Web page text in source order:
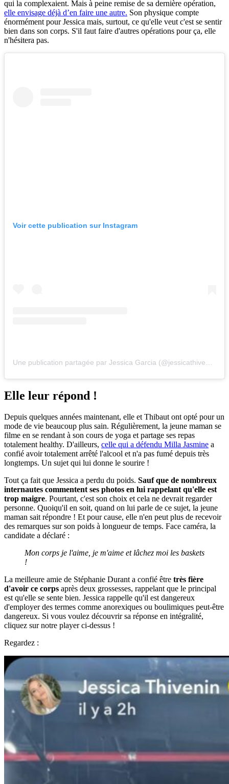
qui la complexaient. Mais à peine remise de sa dernière opération,
elle envisage déjà d’en faire une autre. Son physique compte
énormément pour Jessica mais, surtout, ce qu'elle veut c'est se sentir
bien dans son corps. S'il faut faire d'autres opérations pour ça, elle
n'hésitera pas.
Voir cette publication sur Instagram
Elle leur répond !
Depuis quelques années maintenant, elle et Thibaut ont opté pour un
mode de vie beaucoup plus sain. Régulièrement, la jeune maman se
filme en se rendant à son cours de yoga et partage ses repas
totalement healthy. D'ailleurs, celle qui a défendu Milla Jasmine a
confié avoir totalement arrêté l'alcool et n'a pas fumé depuis très
longtemps. Un sujet qui lui donne le sourire !
Tout ça fait que Jessica a perdu du poids. Sauf que de nombreux
internautes commentent ses photos en lui rappelant qu'elle est
trop maigre. Pourtant, c'est son choix et cela ne devrait regarder
personne. Quoiqu'il en soit, quand on lui parle de ce sujet, la jeune
maman sait répondre ! Et pour cause, elle n'en peut plus de recevoir
des remarques sur son poids à longueur de temps. Face caméra, la
candidate a déclaré :
Mon corps je l'aime, je m'aime et lâchez moi les baskets
!
La meilleure amie de Stéphanie Durant a confié être très fière
d'avoir ce corps après deux grossesses, rappelant que le principal
est qu'elle se sente bien. Jessica rappelle qu'il est dangereux
d'employer des termes comme anorexiques ou boulimiques peut-être
dangereux. Si vous voulez découvrir sa réponse en intégralité,
cliquez sur notre player ci-dessus !
Regardez :